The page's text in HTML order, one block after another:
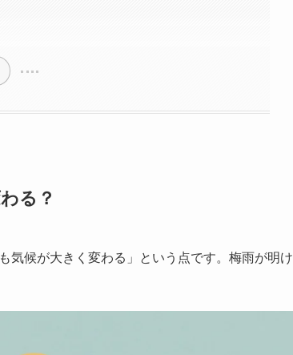
る？
気候が大きく変わる」という点です。梅雨が明け